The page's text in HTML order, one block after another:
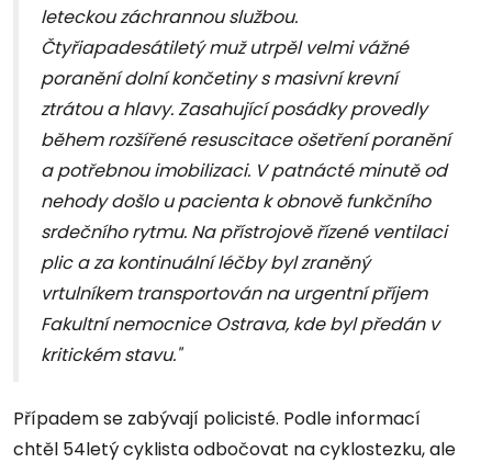
leteckou záchrannou službou.
Čtyřiapadesátiletý muž utrpěl velmi vážné
poranění dolní končetiny s masivní krevní
ztrátou a hlavy. Zasahující posádky provedly
během rozšířené resuscitace ošetření poranění
a potřebnou imobilizaci. V patnácté minutě od
nehody došlo u pacienta k obnově funkčního
srdečního rytmu. Na přístrojově řízené ventilaci
plic a za kontinuální léčby byl zraněný
vrtulníkem transportován na urgentní příjem
Fakultní nemocnice Ostrava, kde byl předán v
kritickém stavu."
Případem se zabývají policisté. Podle informací
chtěl 54letý cyklista odbočovat na cyklostezku, ale